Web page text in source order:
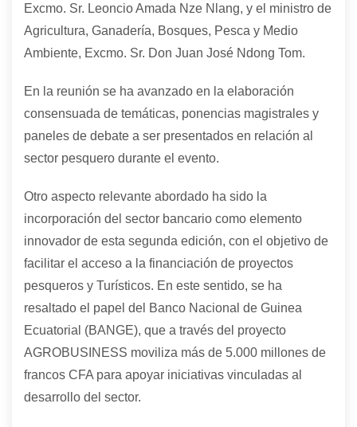
Excmo. Sr. Leoncio Amada Nze Nlang, y el ministro de
Agricultura, Ganadería, Bosques, Pesca y Medio
Ambiente, Excmo. Sr. Don Juan José Ndong Tom.
En la reunión se ha avanzado en la elaboración
consensuada de temáticas, ponencias magistrales y
paneles de debate a ser presentados en relación al
sector pesquero durante el evento.
Otro aspecto relevante abordado ha sido la
incorporación del sector bancario como elemento
innovador de esta segunda edición, con el objetivo de
facilitar el acceso a la financiación de proyectos
pesqueros y Turísticos. En este sentido, se ha
resaltado el papel del Banco Nacional de Guinea
Ecuatorial (BANGE), que a través del proyecto
AGROBUSINESS moviliza más de 5.000 millones de
francos CFA para apoyar iniciativas vinculadas al
desarrollo del sector.